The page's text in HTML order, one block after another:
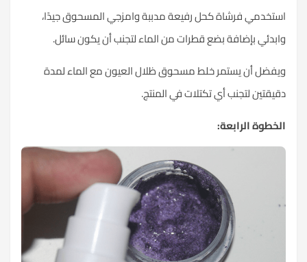
استخدمي فرشاة كحل رفيعة مدببة وامزجي المسحوق جيدًا،
وابدئي بإضافة بضع قطرات من الماء لتجنب أن يكون سائل.
ويفضل أن يستمر خلط مسحوق ظلال العيون مع الماء لمدة
دقيقتين لتجنب أي تكتلات في المنتج.
الخطوة الرابعة: